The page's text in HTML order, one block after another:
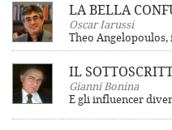
LA BELLA
Oscar Iarussi
Theo
IL
Gianni Bonina
E gli influencer